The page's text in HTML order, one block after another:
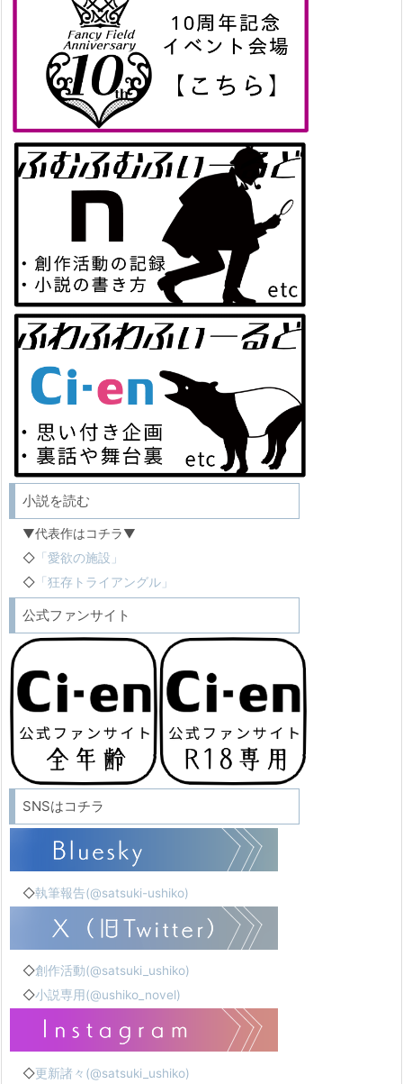
小説を読む
▼代表作はコチラ▼
◇ 「愛欲の施設」
◇ 「狂存トライアングル」
公式ファンサイト
SNSはコチラ
◇執筆報告(@satsuki-ushiko)
◇創作活動(@satsuki_ushiko)
◇小説専用(@ushiko_novel)
◇更新諸々(@satsuki_ushiko)